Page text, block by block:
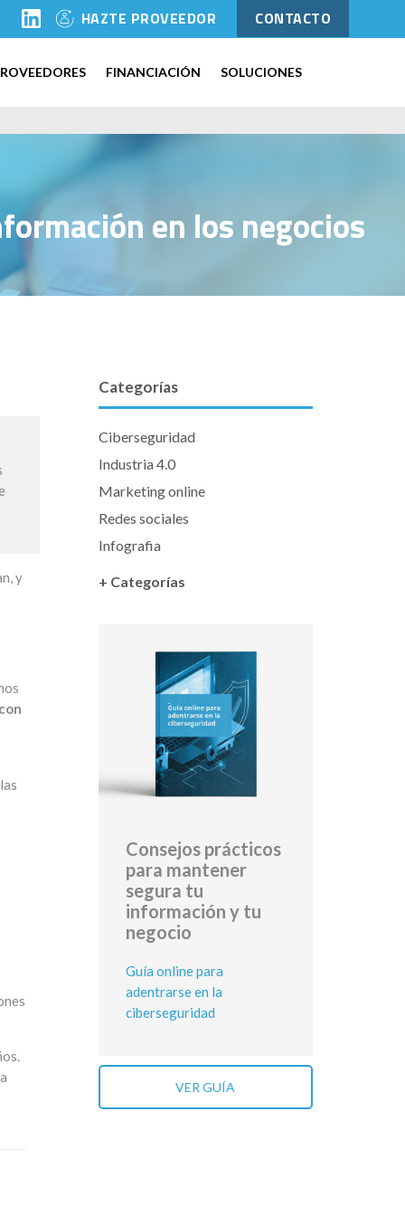
HAZTE PROVEEDOR CONTACTO
FINANCIACIÓN SOLUCIONES
en los negocios
y
Categorías
Ciberseguridad
Industria 4.0
Marketing online
Redes sociales
Infografia
+ Categorías
Consejos prácticos
para mantener
segura tu
información y tu
negocio
Guía online para
adentrarse en la
ciberseguridad
VER GUÍA